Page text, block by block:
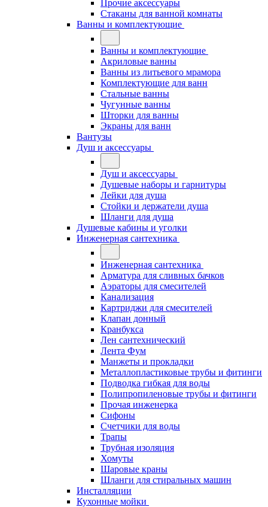
Прочие аксессуары
Стаканы для ванной комнаты
Ванны и комплектующие
Ванны и комплектующие
Акриловые ванны
Ванны из литьевого мрамора
Комплектующие для ванн
Стальные ванны
Чугунные ванны
Шторки для ванны
Экраны для ванн
Вантузы
Душ и аксессуары
Душ и аксессуары
Душевые наборы и гарнитуры
Лейки для душа
Стойки и держатели душа
Шланги для душа
Душевые кабины и уголки
Инженерная сантехника
Инженерная сантехника
Арматура для сливных бачков
Аэраторы для смесителей
Канализация
Картриджи для смесителей
Клапан донный
Кранбукса
Лен сантехнический
Лента Фум
Манжеты и прокладки
Металлопластиковые трубы и фитинги
Подводка гибкая для воды
Полипропиленовые трубы и фитинги
Прочая инженерка
Сифоны
Счетчики для воды
Трапы
Трубная изоляция
Хомуты
Шаровые краны
Шланги для стиральных машин
Инсталляции
Кухонные мойки